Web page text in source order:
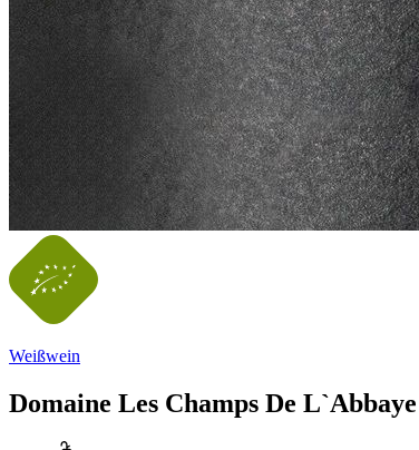
Weißwein
Domaine Les Champs De